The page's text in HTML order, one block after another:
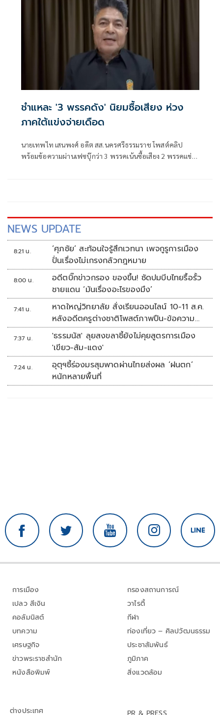
ชำแหละ '3 พรรคดัง' นิยมซื้อเสียง ห่วง
ภาคใต้แข่งจ่ายเดือด
นายเทพไท เสนพงศ์ อดีต สส.นครศรีธรรมราช โพสต์คลิป
พร้อมข้อความผ่านเฟซบุ๊กว่า 3 พรรคเน้นซื้อเสียง 2 พรรคแข่ง
NEWS UPDATE
8:21 น.
‘ศุภชัย’ สะท้อนใจรู้สึกเวทนา เพจกูรูการเมือง
ปั่นเรื่องไม่เกรงกลัวกฎหมาย
8:00 น.
อดีตบิ๊กข่าวกรอง ของขึ้น! ซัดปมบีบไทยรื้อรั้ว
ชายแดน ‘มันเรื่องอะไรของมึง’
7:41 น.
หาดใหญ่วิทยาลัย สั่งเรียนออนไลน์ 10-11 ส.ค.
หลังอดีตครูต่างชาติโพสต์ภาพปืน-ข้อความ
ข่มขู่
7:37 น.
'ธรรมนัส' ลุยสงขลาชี้ยังไม่คุยสูตรการเมือง
'เขียว-ส้ม-แดง'
7:24 น.
อุตุฯชี้ร่องมรสุมพาดผ่านไทยส่งผล ‘ฝนตก’
หนักหลายพื้นที่
การเมือง
เปลว สีเงิน
คอลัมนิสต์
บทความ
เศรษฐกิจ
ข่าวพระราชสำนัก
หนังสือพิมพ์
กรองสถานการณ์
วาไรตี้
กีฬา
ท่องเที่ยว – ศิลปวัฒนธรรม
ประชาสัมพันธ์
ภูมิภาค
สิ่งแวดล้อม
ต่างประเทศ